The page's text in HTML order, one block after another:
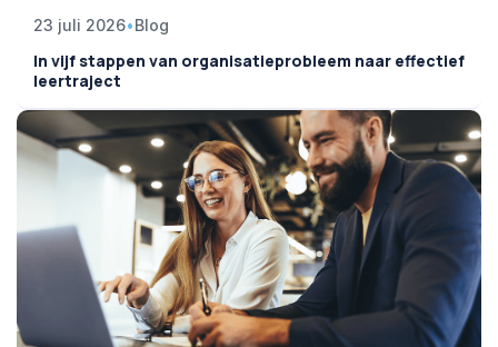
23 juli 2026•Blog
In vijf stappen van organisatieprobleem naar effectief
leertraject